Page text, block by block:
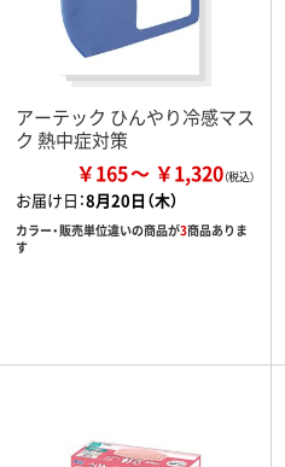
アーテック ひんやり冷感マス
ク 熱中症対策
￥165 ￥1,320
お届け日：8月20日（木）
カラー・販売単位違いの商品が3商品ありま
す